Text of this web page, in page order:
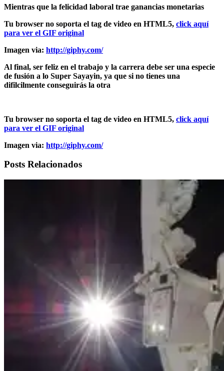
Mientras que la felicidad laboral trae ganancias monetarias
Tu browser no soporta el tag de video en HTML5, click aquí
para ver el GIF original
Imagen via: http://giphy.com/
Al final, ser feliz en el trabajo y la carrera debe ser una especie
de fusión a lo Super Sayayin, ya que si no tienes una
difilcilmente conseguirás la otra
Tu browser no soporta el tag de video en HTML5, click aquí
para ver el GIF original
Imagen via: http://giphy.com/
Posts Relacionados